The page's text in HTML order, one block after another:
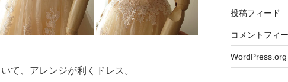
て、アレンジが利くドレス。
投稿フィード
コメントフィ
WordPress.org